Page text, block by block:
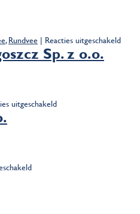
,Rundvee | Reacties uitgeschakeldvoor
Sp. z o.o.
uitgeschakeldvoor
voor